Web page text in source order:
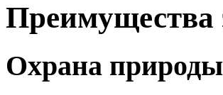
Преимущества
Охрана природы